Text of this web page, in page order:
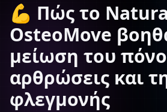
💪 Πώς το
OsteoMove
μείωση του
αρθρώσεις και
φλεγμονής